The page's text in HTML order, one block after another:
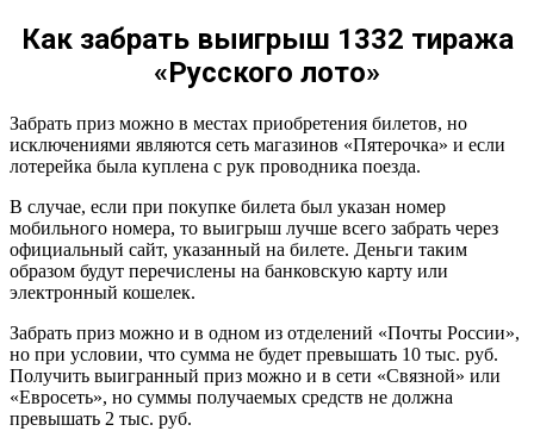
Как забрать выигрыш 1332 тиража
«Русского лото»
Забрать приз можно в местах приобретения билетов, но
исключениями являются сеть магазинов «Пятерочка» и если
лотерейка была куплена с рук проводника поезда.
В случае, если при покупке билета был указан номер
мобильного номера, то выигрыш лучше всего забрать через
официальный сайт, указанный на билете. Деньги таким
образом будут перечислены на банковскую карту или
электронный кошелек.
Забрать приз можно и в одном из отделений «Почты России»,
но при условии, что сумма не будет превышать 10 тыс. руб.
Получить выигранный приз можно и в сети «Связной» или
«Евросеть», но суммы получаемых средств не должна
превышать 2 тыс. руб.